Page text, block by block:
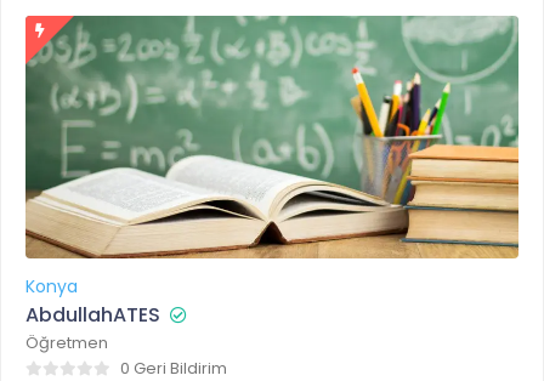
Konya
AbdullahATES
Öğretmen
0 Geri Bildirim